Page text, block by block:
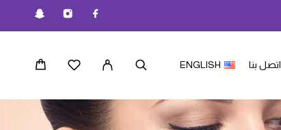
اتصل بنا ENGLISH